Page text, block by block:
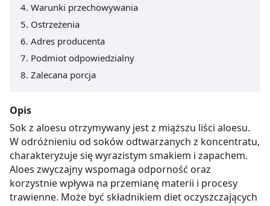
Warunki przechowywania
Ostrzeżenia
Adres producenta
Podmiot odpowiedzialny
Zalecana porcja
Opis
Sok z aloesu otrzymywany jest z miąższu liści aloesu.
W odróżnieniu od soków odtwarzanych z koncentratu,
charakteryzuje się wyrazistym smakiem i zapachem.
Aloes zwyczajny wspomaga odporność oraz
korzystnie wpływa na przemianę materii i procesy
trawienne. Może być składnikiem diet oczyszczających